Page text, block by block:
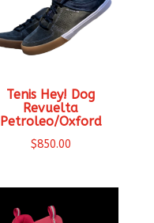
Tenis Hey! Dog
Revuelta
Petroleo/Oxford
$850.00